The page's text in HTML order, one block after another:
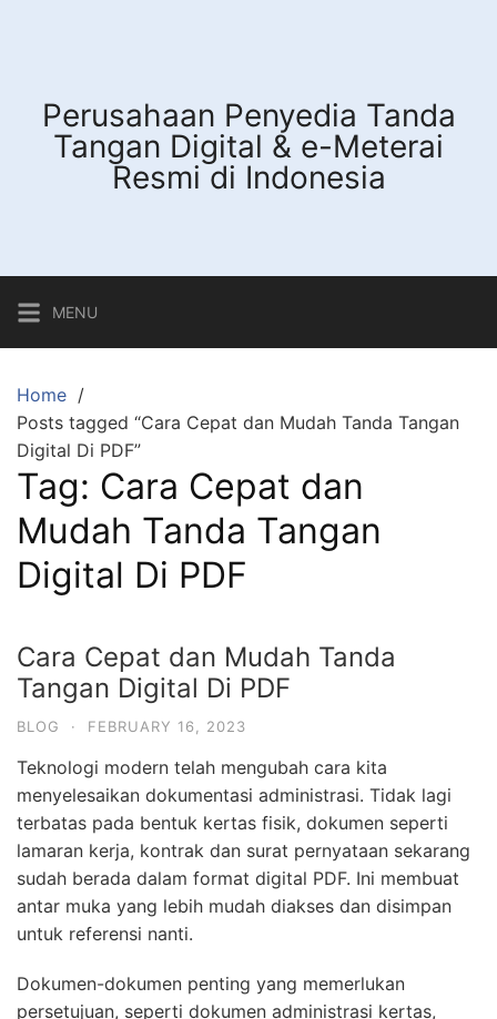
Perusahaan Penyedia Tanda
Tangan Digital & e-Meterai
Resmi di Indonesia
MENU
Home
Posts tagged “Cara Cepat dan Mudah Tanda Tangan
Digital Di PDF”
Tag: Cara Cepat dan
Mudah Tanda Tangan
Digital Di PDF
Cara Cepat dan Mudah Tanda
Tangan Digital Di PDF
BLOG · FEBRUARY 16, 2023
Teknologi modern telah mengubah cara kita
menyelesaikan dokumentasi administrasi. Tidak lagi
terbatas pada bentuk kertas fisik, dokumen seperti
lamaran kerja, kontrak dan surat pernyataan sekarang
sudah berada dalam format digital PDF. Ini membuat
antar muka yang lebih mudah diakses dan disimpan
untuk referensi nanti.
Dokumen-dokumen penting yang memerlukan
persetujuan, seperti dokumen administrasi kertas,